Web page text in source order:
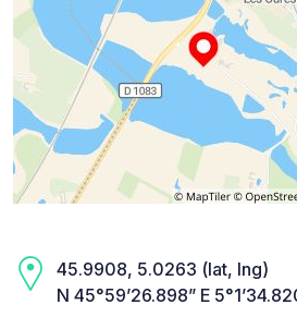
45.9908, 5.0263 (lat, lng)
N 45°59’26.898” E